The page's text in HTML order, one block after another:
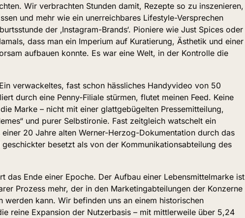
Wir verbrachten Stunden damit, Rezepte so zu inszenieren,
und mehr wie ein unerreichbares Lifestyle-Versprechen
der ‚Instagram-Brands‘. Pioniere wie Just Spices oder
dass man ein Imperium auf Kuratierung, Ästhetik und einer
aufbauen konnte. Es war eine Welt, in der Kontrolle die
verwackeltes, fast schon hässliches Handyvideo von 50
durch eine Penny-Filiale stürmen, flutet meinen Feed. Keine
Marke – nicht mit einer glattgebügelten Pressemitteilung,
und purer Selbstironie. Fast zeitgleich watschelt ein
20 Jahre alten Werner-Herzog-Dokumentation durch das
besetzt als von der Kommunikationsabteilung des
das Ende einer Epoche. Der Aufbau einer Lebensmittelmarke ist
Prozess mehr, der in den Marketingabteilungen der Konzerne
werden kann. Wir befinden uns an einem historischen
reine Expansion der Nutzerbasis – mit mittlerweile über 5,24